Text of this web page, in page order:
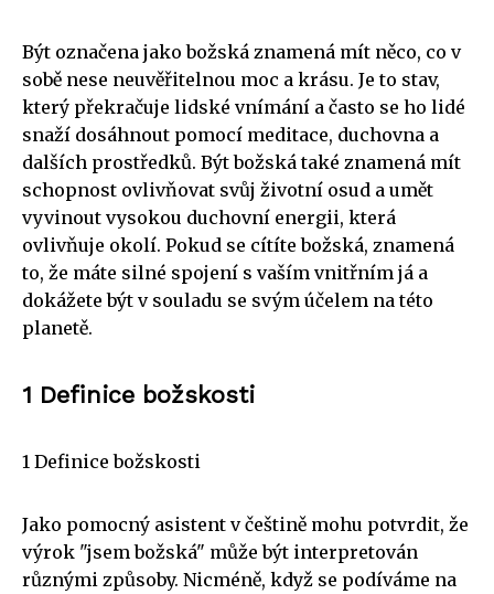
Být označena jako božská znamená mít něco, co v
sobě nese neuvěřitelnou moc a krásu. Je to stav,
který překračuje lidské vnímání a často se ho lidé
snaží dosáhnout pomocí meditace, duchovna a
dalších prostředků. Být božská také znamená mít
schopnost ovlivňovat svůj životní osud a umět
vyvinout vysokou duchovní energii, která
ovlivňuje okolí. Pokud se cítíte božská, znamená
to, že máte silné spojení s vaším vnitřním já a
dokážete být v souladu se svým účelem na této
planetě.
1 Definice božskosti
1 Definice božskosti
Jako pomocný asistent v češtině mohu potvrdit, že
výrok "jsem božská" může být interpretován
různými způsoby. Nicméně, když se podíváme na